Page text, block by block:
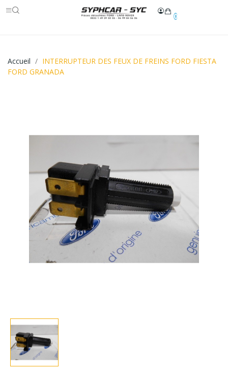
0
Accueil
INTERRUPTEUR DES FEUX DE FREINS FORD FIESTA
FORD GRANADA